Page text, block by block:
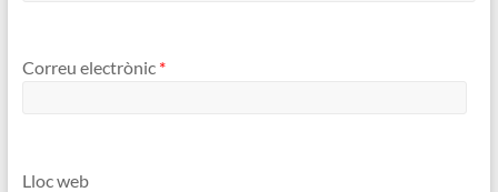
Correu electrònic *
Lloc web